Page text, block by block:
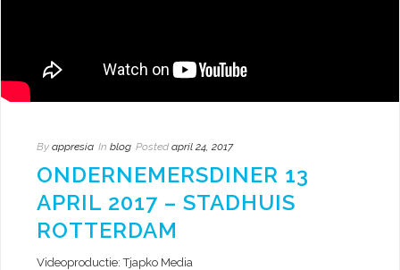
By appresia In blog Posted april 24, 2017
ONDERNEMERSDINER 13
APRIL 2017 – STADHUIS
ROTTERDAM
Videoproductie: Tjapko Media